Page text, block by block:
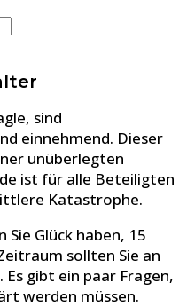
sind
einnehmend. Dieser
unüberlegten
ist für alle Beteiligten
Katastrophe.
Glück haben, 15
sollten Sie an
gibt ein paar Fragen,
werden müssen.